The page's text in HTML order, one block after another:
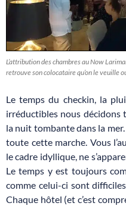
L’attribution des chambres au Now
retrouve son colocataire qu’on le veuille
Le temps du checkin, la
irréductibles nous décidons
la nuit tombante dans la
toute cette marche. Vous
le cadre idyllique, ne
Le temps y est toujours
comme celui-ci sont
Chaque hôtel (et c’est